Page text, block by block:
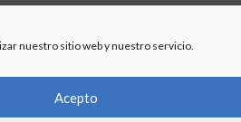
nuestro sitio web y nuestro servicio.
Acepto